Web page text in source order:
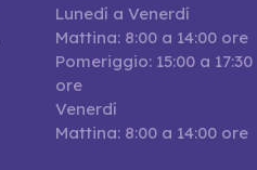
Lunedí a Venerdí
Mattina: 8:00 a 14:00 ore
Pomeriggio: 15:00 a 17:30
ore
Venerdí
Mattina: 8:00 a 14:00 ore